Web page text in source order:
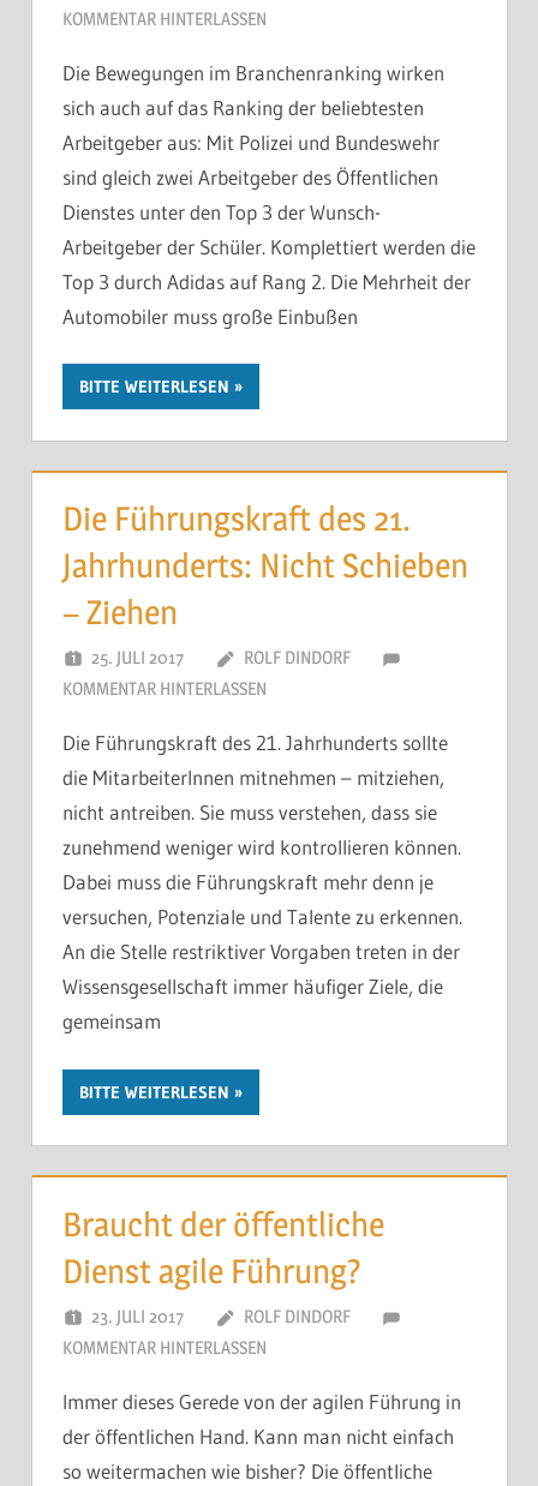
KOMMENTAR HINTERLASSEN
Die Bewegungen im Branchenranking wirken
sich auch auf das Ranking der beliebtesten
Arbeitgeber aus: Mit Polizei und Bundeswehr
sind gleich zwei Arbeitgeber des Öffentlichen
Dienstes unter den Top 3 der Wunsch-
Arbeitgeber der Schüler. Komplettiert werden die
Top 3 durch Adidas auf Rang 2. Die Mehrheit der
Automobiler muss große Einbußen
BITTE WEITERLESEN
Die Führungskraft des 21.
Jahrhunderts: Nicht Schieben
– Ziehen
25. JULI 2017
ROLF DINDORF
KOMMENTAR HINTERLASSEN
Die Führungskraft des 21. Jahrhunderts sollte
die MitarbeiterInnen mitnehmen – mitziehen,
nicht antreiben. Sie muss verstehen, dass sie
zunehmend weniger wird kontrollieren können.
Dabei muss die Führungskraft mehr denn je
versuchen, Potenziale und Talente zu erkennen.
An die Stelle restriktiver Vorgaben treten in der
Wissensgesellschaft immer häufiger Ziele, die
gemeinsam
BITTE WEITERLESEN
Braucht der öffentliche
Dienst agile Führung?
23. JULI 2017
ROLF DINDORF
KOMMENTAR HINTERLASSEN
Immer dieses Gerede von der agilen Führung in
der öffentlichen Hand. Kann man nicht einfach
so weitermachen wie bisher? Die öffentliche